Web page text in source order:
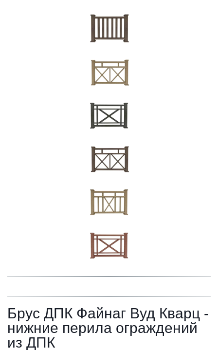
Брус ДПК Файнаг Вуд Кварц -
нижние перила ограждений
из ДПК